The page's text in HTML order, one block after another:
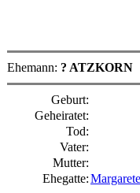
Ehemann: ? ATZKORN
Geburt:
Geheiratet:
Tod:
Vater:
Mutter:
Ehegatte: